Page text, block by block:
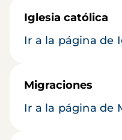
Iglesia católica
Ir a la página de
Migraciones
Ir a la página de